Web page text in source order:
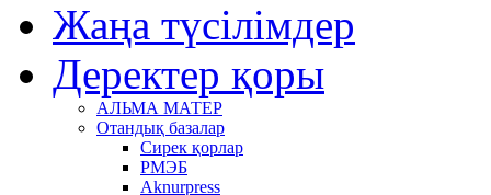
Жаңа түсілімдер
Деректер қоры
АЛЬМА МАТЕР
Отандық базалар
Сирек қорлар
РМЭБ
Аknurpress